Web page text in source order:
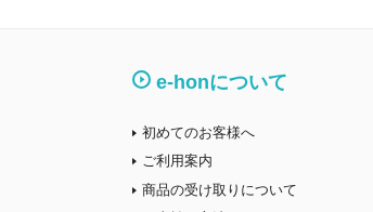
e-honについて
初めてのお客様へ
ご利用案内
商品の受け取りについて